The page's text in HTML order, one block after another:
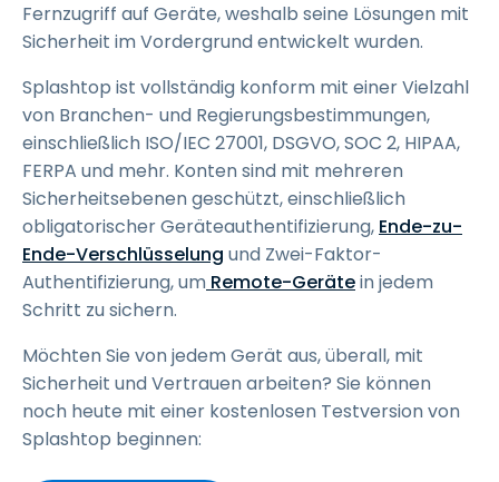
Fernzugriff auf Geräte, weshalb seine Lösungen mit
Sicherheit im Vordergrund entwickelt wurden.
Splashtop ist vollständig konform mit einer Vielzahl
von Branchen- und Regierungsbestimmungen,
einschließlich ISO/IEC 27001, DSGVO, SOC 2, HIPAA,
FERPA und mehr. Konten sind mit mehreren
Sicherheitsebenen geschützt, einschließlich
obligatorischer Geräteauthentifizierung, Ende-zu-
Ende-Verschlüsselung und Zwei-Faktor-
Authentifizierung, um Remote-Gerätein jedem
Schritt zu sichern.
Möchten Sie von jedem Gerät aus, überall, mit
Sicherheit und Vertrauen arbeiten? Sie können
noch heute mit einer kostenlosen Testversion von
Splashtop beginnen: